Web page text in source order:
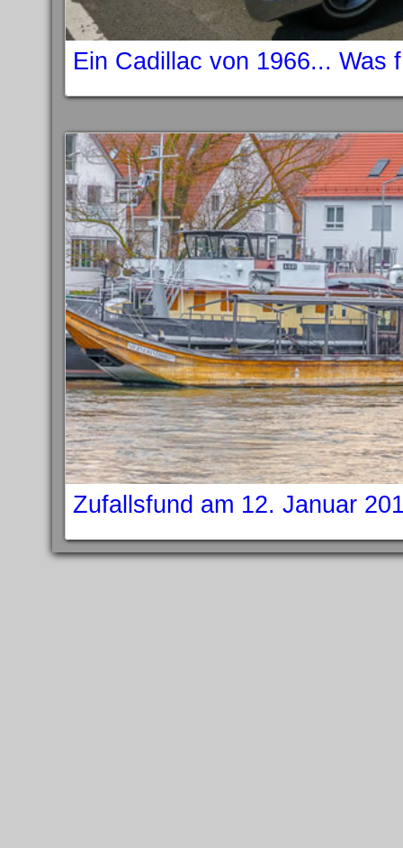
Ein Cadillac von 1966... Was
Zufallsfund am 12. Januar